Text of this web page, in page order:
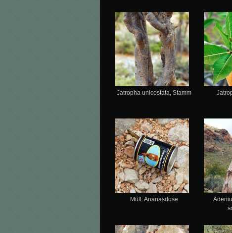
Jatropha unicostata, Stamm
Müll: Ananasdose